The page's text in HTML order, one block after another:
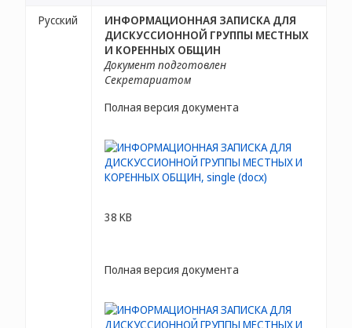
Русский
ИНФОРМАЦИОННАЯ ЗАПИСКА ДЛЯ
ДИСКУССИОННОЙ ГРУППЫ МЕСТНЫХ
И КОРЕННЫХ ОБЩИН
Документ подготовлен
Секретариатом
Полная версия документа
38 KB
Полная версия документа